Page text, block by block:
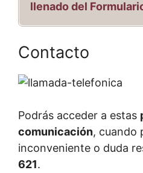
llenado del
Contacto
Podrás acceder a estas
comunicación, cuando
inconveniente o duda
621.